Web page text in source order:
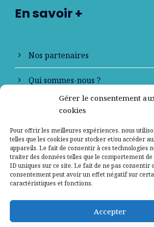
Gérer le consentement
cookies
Pour offrir les meilleures expériences, nous
telles que les cookies pour stocker et/ou accéder
appareils. Le fait de consentir à ces technologies
traiter des données telles que le comportement
ID uniques sur ce site. Le fait de ne pas consentir
consentement peut avoir un effet négatif sur
caractéristiques et fonctions.
Accepter
En savoir +
Nos partenaires
Qui sommes-nous ?
Contactez-nous
Mentions légales
Politique de confidentialité